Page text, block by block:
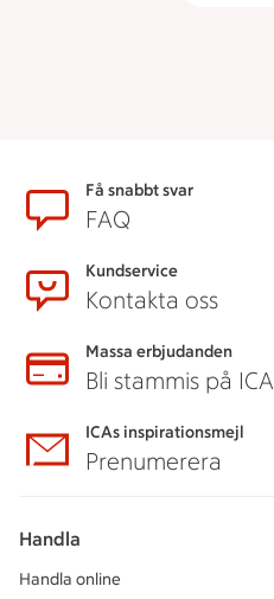
SidfotFå snabbt svar
FAQ
Kundservice
Kontakta oss
Massa erbjudanden
Bli stammis på ICA
ICAs inspirationsmejl
Prenumerera
Handla
Handla online